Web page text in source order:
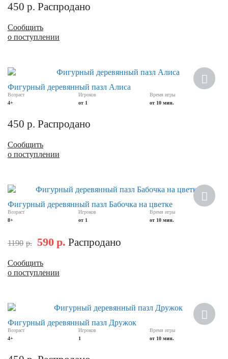
450 р. Распродано
Сообщить
о поступлении
Фигурный деревянный пазл Алиса
Возраст
4+
Игроков
от 1
Время игры
от 10 мин.
450 р. Распродано
Сообщить
о поступлении
Фигурный деревянный пазл Бабочка на цветке
Возраст
8+
Игроков
от 1
Время игры
от 10 мин.
1190 р. 590 р. Распродано
Сообщить
о поступлении
Фигурный деревянный пазл Дружок
Возраст
4+
Игроков
1
Время игры
от 10 мин.